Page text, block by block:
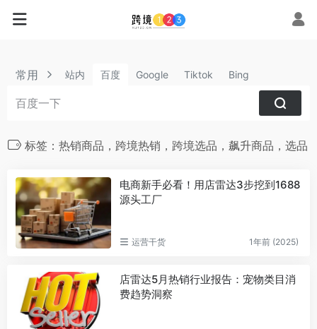
常用 站内 百度 Google Tiktok Bing
标签：热销商品，跨境热销，跨境选品，飙升商品，选品
电商新手必看！用店雷达3步挖到1688
源头工厂
运营干货 1年前 (2025)
店雷达5月热销行业报告：宠物类目消
费趋势洞察